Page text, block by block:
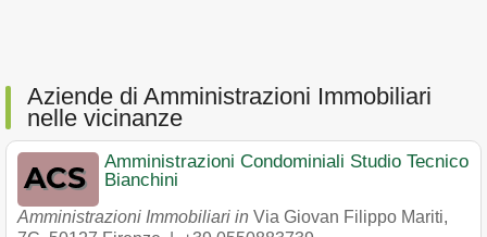
Aziende di Amministrazioni Immobiliari
nelle vicinanze
Amministrazioni Condominiali Studio Tecnico
Bianchini
Amministrazioni Immobiliari in Via Giovan Filippo Mariti,